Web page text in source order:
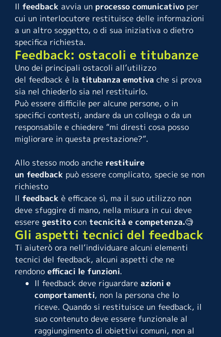
Il feedback avvia un processo comunicativo per
cui un interlocutore restituisce delle informazioni
a un altro soggetto, o di sua iniziativa o dietro
specifica richiesta.
Feedback: ostacoli e titubanze
Uno dei principali ostacoli all’utilizzo
del feedback è la titubanza emotiva che si prova
sia nel chiederlo sia nel restituirlo.
Può essere difficile per alcune persone, o in
specifici contesti, andare da un collega o da un
responsabile e chiedere “mi diresti cosa posso
migliorare in questa prestazione?”.
Allo stesso modo anche restituire
un feedback può essere complicato, specie se non
richiesto
Il feedback è efficace sì, ma il suo utilizzo non
deve sfuggire di mano, nella misura in cui deve
essere gestito con tecnicità e competenza.🧐
Gli aspetti tecnici del feedback
Ti aiuterò ora nell’individuare alcuni elementi
tecnici del feedback, alcuni aspetti che ne
rendono efficaci le funzioni.
Il feedback deve riguardare azioni e
comportamenti, non la persona che lo
riceve. Quando si restituisce un feedback, il
suo contenuto deve essere funzionale al
raggiungimento di obiettivi comuni, non al